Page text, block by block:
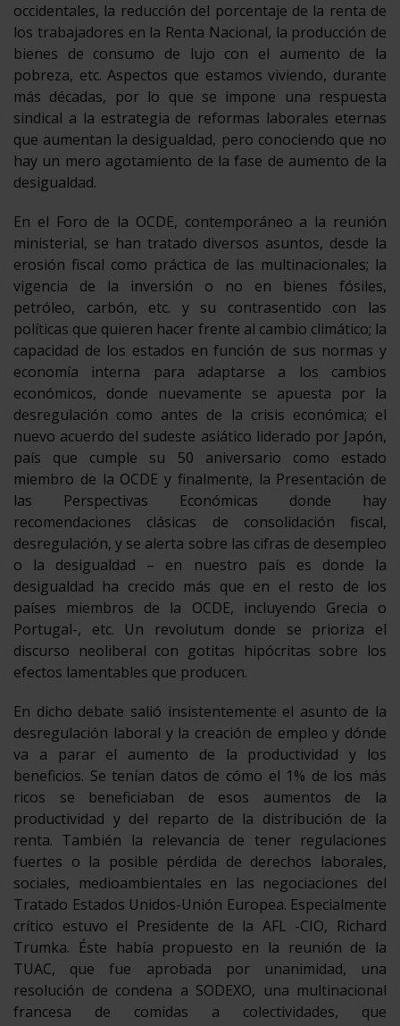
occidentales, la reducción del porcentaje de la renta de
los trabajadores en la Renta Nacional, la producción de
bienes de consumo de lujo con el aumento de la
pobreza, etc. Aspectos que estamos viviendo, durante
más décadas, por lo que se impone una respuesta
sindical a la estrategia de reformas laborales eternas
que aumentan la desigualdad, pero conociendo que no
hay un mero agotamiento de la fase de aumento de la
desigualdad.
En el Foro de la OCDE, contemporáneo a la reunión
ministerial, se han tratado diversos asuntos, desde la
erosión fiscal como práctica de las multinacionales; la
vigencia de la inversión o no en bienes fósiles,
petróleo, carbón, etc. y su contrasentido con las
políticas que quieren hacer frente al cambio climático; la
capacidad de los estados en función de sus normas y
economía interna para adaptarse a los cambios
económicos, donde nuevamente se apuesta por la
desregulación como antes de la crisis económica; el
nuevo acuerdo del sudeste asiático liderado por Japón,
país que cumple su 50 aniversario como estado
miembro de la OCDE y finalmente, la Presentación de
las Perspectivas Económicas donde hay
recomendaciones clásicas de consolidación fiscal,
desregulación, y se alerta sobre las cifras de desempleo
o la desigualdad – en nuestro país es donde la
desigualdad ha crecido más que en el resto de los
países miembros de la OCDE, incluyendo Grecia o
Portugal-, etc. Un revolutum donde se prioriza el
discurso neoliberal con gotitas hipócritas sobre los
efectos lamentables que producen.
En dicho debate salió insistentemente el asunto de la
desregulación laboral y la creación de empleo y dónde
va a parar el aumento de la productividad y los
beneficios. Se tenían datos de cómo el 1% de los más
ricos se beneficiaban de esos aumentos de la
productividad y del reparto de la distribución de la
renta. También la relevancia de tener regulaciones
fuertes o la posible pérdida de derechos laborales,
sociales, medioambientales en las negociaciones del
Tratado Estados Unidos-Unión Europea. Especialmente
crítico estuvo el Presidente de la AFL -CIO, Richard
Trumka. Éste había propuesto en la reunión de la
TUAC, que fue aprobada por unanimidad, una
resolución de condena a SODEXO, una multinacional
francesa de comidas a colectividades, que